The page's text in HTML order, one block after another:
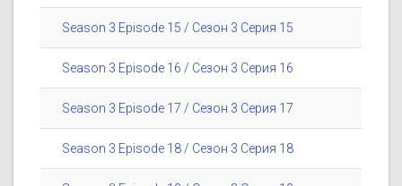
Season 3 Episode 15 / Сезон 3 Серия 15
Season 3 Episode 16 / Сезон 3 Серия 16
Season 3 Episode 17 / Сезон 3 Серия 17
Season 3 Episode 18 / Сезон 3 Серия 18